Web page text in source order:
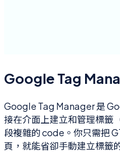
Google Tag
Google Tag Manager 是
接在介面上建立和管理標籤
段複雜的 code。你只需把
頁，就能省卻手動建立標籤